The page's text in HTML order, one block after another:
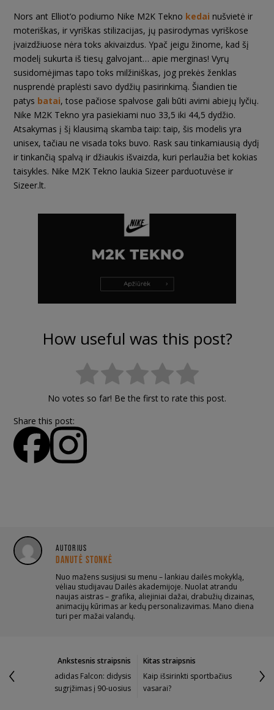
Nors ant Elliot‘o podiumo Nike M2K Tekno kedai nušvietė ir
moteriškas, ir vyriškas stilizacijas, jų pasirodymas vyriškose
įvaizdžiuose nėra toks akivaizdus. Ypač jeigu žinome, kad šį
modelį sukurta iš tiesų galvojant… apie merginas! Vyrų
susidomėjimas tapo toks milžiniškas, jog prekės ženklas
nusprendė praplėsti savo dydžių pasirinkimą. Šiandien tie
patys batai, tose pačiose spalvose gali būti avimi abiejų lyčių.
Nike M2K Tekno yra pasiekiami nuo 33,5 iki 44,5 dydžio.
Atsakymas į šį klausimą skamba taip: taip, šis modelis yra
unisex, tačiau ne visada toks buvo. Rask sau tinkamiausią dydį
ir tinkančią spalvą ir džiaukis išvaizda, kuri perlaužia bet kokias
taisykles. Nike M2K Tekno laukia Sizeer parduotuvėse ir
Sizeer.lt.
How useful was this post?
No votes so far! Be the first to rate this post.
Share this post:
AUTORIUS
DANUTĖ STONKĖ
Nuo mažens susijusi su menu – lankiau dailės mokyklą,
vėliau studijavau Dailės akademijoje. Nuolat atrandu
naujas aistras – grafika, aliejiniai dažai, drabužių dizainas,
animacijų kūrimas ar kedų personalizavimas. Mano diena
turi per mažai valandų.
Ankstesnis straipsnis
adidas Falcon: didysis
sugrįžimas į 90-uosius
Kitas straipsnis
Kaip išsirinkti sportbačius
vasarai?